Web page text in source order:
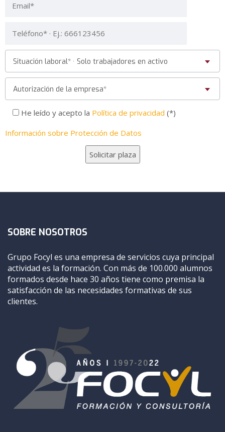
Situación laboral* · Solo trabajadores en activo
Autorización de la empresa*
He leído y acepto la Política de privacidad (*)
Información sobre Protección de Datos
SOBRE NOSOTROS
Grupo Focyl es una empresa de servicios cuya principal
actividad es la formación. Con más de 100.000 alumnos
formados desde hace 30 años tiene como premisa la
satisfacción de las necesidades formativas de sus
clientes.